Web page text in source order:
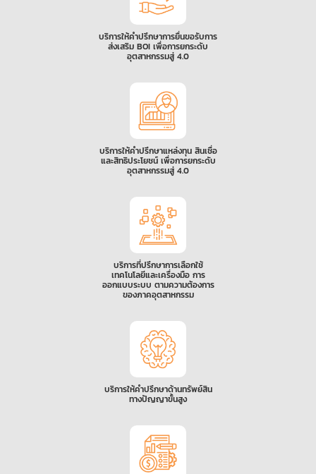
บริการให้คำปรึกษาการยื่นขอรับการ
ส่งเสริม BOI เพื่อการยกระดับ
อุตสาหกรรมสู่ 4.0
บริการให้คำปรึกษาแหล่งทุน สินเชื่อ
และสิทธิประโยชน์ เพื่อการยกระดับ
อุตสาหกรรมสู่ 4.0
บริการที่ปรึกษาการเลือกใช้
เทคโนโลยีและเครื่องมือ การ
ออกแบบระบบ ตามความต้องการ
ของภาคอุตสาหกรรม
บริการให้คำปรึกษาด้านทรัพย์สิน
ทางปัญญาขั้นสูง